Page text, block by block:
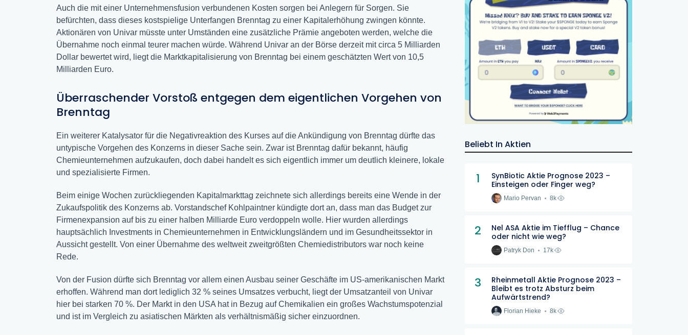
Auch die mit einer Unternehmensfusion verbundenen Kosten sorgen bei Anlegern für Sorgen. Sie
befürchten, dass dieses kostspielige Unterfangen Brenntag zu einer Kapitalerhöhung zwingen könnte.
Aktionären von Univar müsste unter Umständen eine zusätzliche Prämie angeboten werden, welche die
Übernahme noch einmal teurer machen würde. Während Univar an der Börse derzeit mit circa 5 Milliarden
Dollar bewertet wird, liegt die Marktkapitalisierung von Brenntag bei einem geschätzten Wert von 10,5
Milliarden Euro.
Überraschender Vorstoß entgegen dem eigentlichen Vorgehen von
Brenntag
Ein weiterer Katalysator für die Negativreaktion des Kurses auf die Ankündigung von Brenntag dürfte das
untypische Vorgehen des Konzerns in dieser Sache sein. Zwar ist Brenntag dafür bekannt, häufig
Chemieunternehmen aufzukaufen, doch dabei handelt es sich eigentlich immer um deutlich kleinere, lokale
und spezialisierte Firmen.
Beim einige Wochen zurückliegenden Kapitalmarkttag zeichnete sich allerdings bereits eine Wende in der
Zukaufspolitik des Konzerns ab. Vorstandschef Kohlpaintner kündigte dort an, dass man das Budget zur
Firmenexpansion auf bis zu einer halben Milliarde Euro verdoppeln wolle. Hier wurden allerdings
hauptsächlich Investments in Chemieunternehmen in Entwicklungsländern und im Gesundheitssektor in
Aussicht gestellt. Von einer Übernahme des weltweit zweitgrößten Chemiedistributors war noch keine
Rede.
Von der Fusion dürfte sich Brenntag vor allem einen Ausbau seiner Geschäfte im US-amerikanischen Markt
erhoffen. Während man dort lediglich 32 % seines Umsatzes verbucht, liegt der Umsatzanteil von Univar
hier bei starken 70 %. Der Markt in den USA hat in Bezug auf Chemikalien ein großes Wachstumspotenzial
und ist im Vergleich zu asiatischen Märkten als verhältnismäßig sicher einzuordnen.
Beliebt In Aktien
1
SynBiotic Aktie Prognose 2023 –
Einsteigen oder Finger weg?
Mario Pervan 8k
2
Nel ASA Aktie im Tiefflug – Chance
oder nicht wie weg?
Patryk Don 17k
3
Rheinmetall Aktie Prognose 2023 –
Bleibt es trotz Absturz beim
Aufwärtstrend?
Florian Hieke 8k